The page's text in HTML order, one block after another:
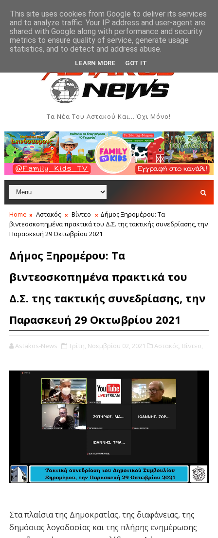
του Συλλόγου Γυναικών Αστακού ΠΟΛΙΤΙΣΜΌΣ
Τα Νέα Του Αστακού Και... Όχι Μόνο!
Home Αστακός Βίντεο
Δήμος Ξηρομέρου: Τα
βιντεοσκοπημένα πρακτικά του Δ.Σ. της τακτικής συνεδρίασης, την
Παρασκευή 29 Οκτωβρίου 2021
Δήμος Ξηρομέρου: Τα
βιντεοσκοπημένα πρακτικά του
Δ.Σ. της τακτικής συνεδρίασης, την
Παρασκευή 29 Οκτωβρίου 2021
Astakos-News Τρίτη, Νοεμβρίου 02, 2021 Αστακός, Βίντεο,
Στα πλαίσια της Δημοκρατίας, της διαφάνειας, της
δημόσιας λογοδοσίας και της πλήρης ενημέρωσης
This site uses cookies from Google to deliver its services
and to analyze traffic. Your IP address and user-agent are
shared with Google along with performance and security
metrics to ensure quality of service, generate usage
statistics, and to detect and address abuse.
LEARN MORE GOT IT